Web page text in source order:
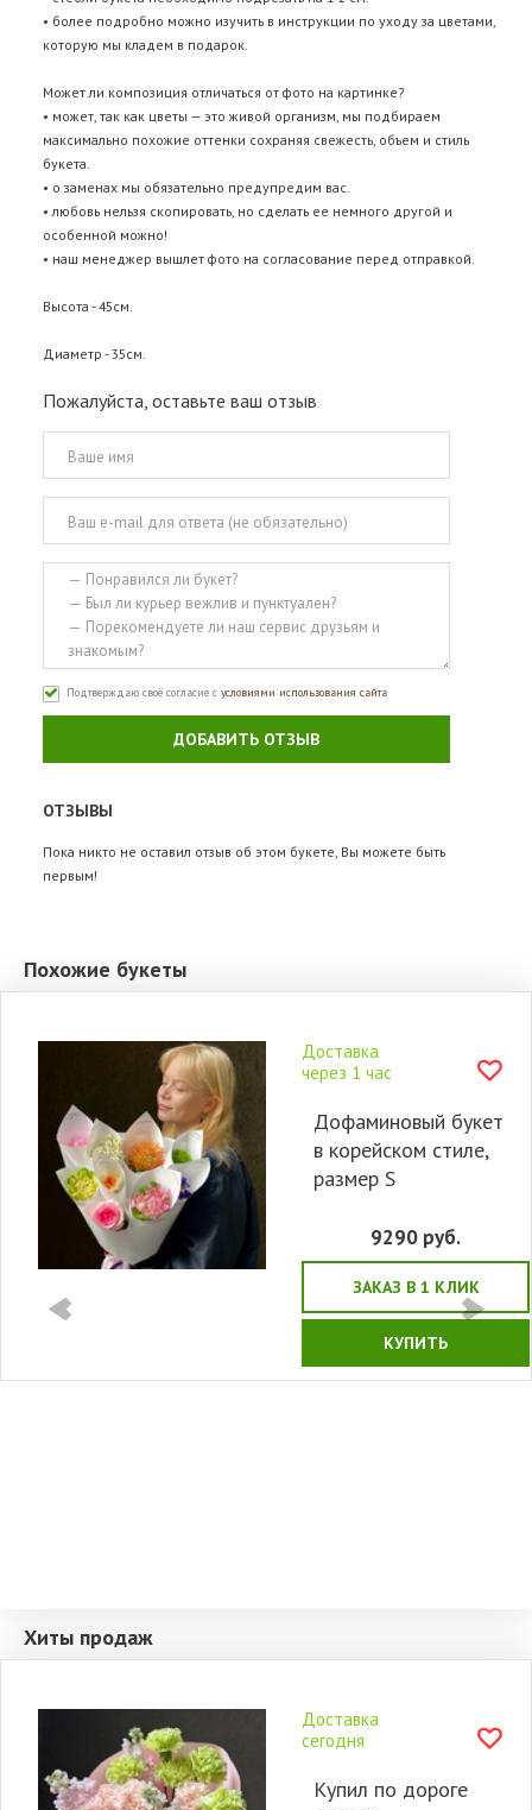
• более подробно можно изучить в инструкции по уходу за цветами,
которую мы кладем в подарок.
Может ли композиция отличаться от фото на картинке?
• может, так как цветы — это живой организм, мы подбираем
максимально похожие оттенки сохраняя свежесть, объем и стиль
букета.
• о заменах мы обязательно предупредим вас.
• любовь нельзя скопировать, но сделать ее немного другой и
особенной можно!
• наш менеджер вышлет фото на согласование перед отправкой.
Высота - 45см.
Диаметр - 35см.
Пожалуйста, оставьте ваш отзыв
Подтверждаю своё согласие с условиями использования сайта
ДОБАВИТЬ ОТЗЫВ
ОТЗЫВЫ
Пока никто не оставил отзыв об этом букете, Вы можете быть
первым!
Похожие букеты
Доставка
через 1 час
Дофаминовый букет
в корейском стиле,
размер S
9290 руб.
ЗАКАЗ В 1 КЛИК
КУПИТЬ
Хиты продаж
Доставка
сегодня
Купил по дороге